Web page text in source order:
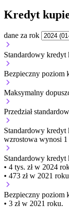
Kredyt
dane za rok
Standardowy kredyt
Bezpieczny poziom
Maksymalny
Przedział
Standardowy kredyt
wzrostowa wynosi 1
Standardowy kredyt
• 4 tys. zł w 2024
• 473 zł w 2021
Bezpieczny poziom
• 3 zł w 2021 roku.